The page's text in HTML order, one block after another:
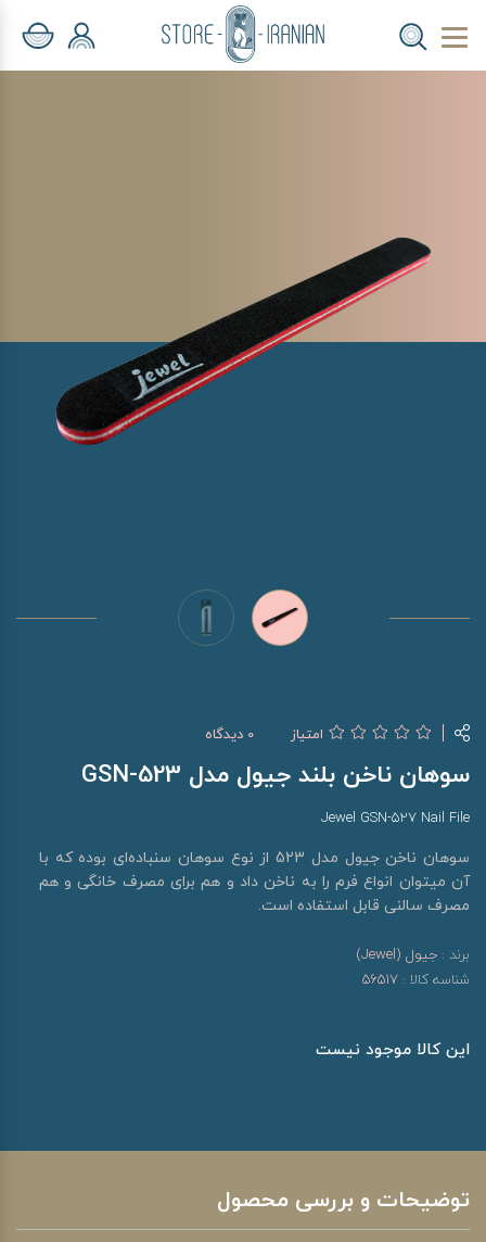
امتیاز 0 دیدگاه
سوهان ناخن بلند جیول مدل GSN-523
Jewel GSN-527 Nail File
سوهان ناخن جیول مدل 523 از نوع سوهان سنباده‌ای بوده که با
آن میتوان انواع فرم را به ناخن داد و هم برای مصرف خانگی و هم
مصرف سالنی قابل استفاده است.
برند : جیول (Jewel)
شناسه کالا : 56517
این کالا موجود نیست
توضیحات و بررسی محصول